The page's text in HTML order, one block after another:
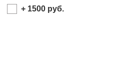
+ 1500 руб.